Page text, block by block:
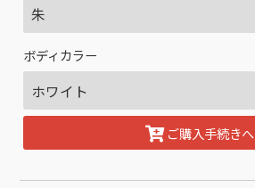
ボディカラー
ご購入手続きへ